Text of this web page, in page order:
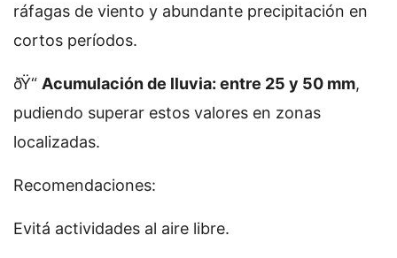
ráfagas de viento y abundante precipitación en
cortos períodos.
ðŸ“ Acumulación de lluvia: entre 25 y 50 mm,
pudiendo superar estos valores en zonas
localizadas.
Recomendaciones:
Evitá actividades al aire libre.